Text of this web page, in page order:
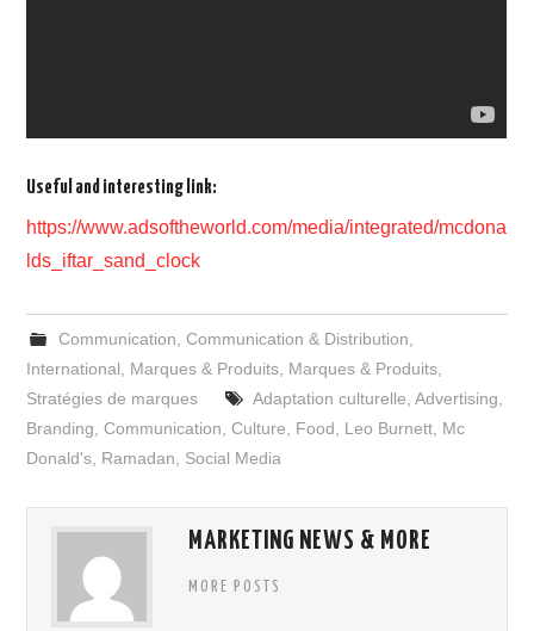
Useful and interesting link:
https://www.adsoftheworld.com/media/integrated/mcdona
lds_iftar_sand_clock
Communication Communication & Distribution
International
Marques & Produits Marques & Produits
Stratégies de marques
Adaptation culturelle Advertising
Branding ,Communication ,Culture Food Leo Burnett Mc
Donald's Ramadan Social Media
MARKETING NEWS & MORE
MORE POSTS